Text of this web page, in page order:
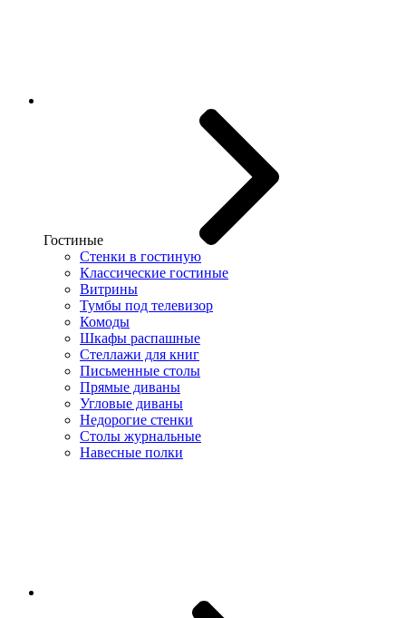
Гостиные
Стенки в гостиную
Классические гостиные
Витрины
Тумбы под телевизор
Комоды
Шкафы распашные
Стеллажи для книг
Письменные столы
Прямые диваны
Угловые диваны
Недорогие стенки
Столы журнальные
Навесные полки